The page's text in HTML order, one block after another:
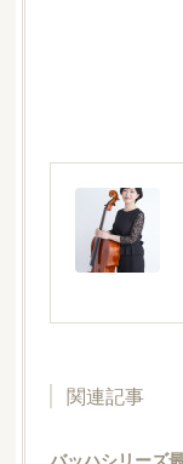
関連記事